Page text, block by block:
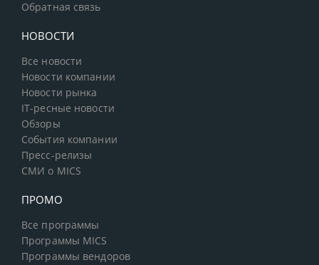
Обратная связь
НОВОСТИ
Все новости
Новости компании
Новости рынка
IT-ресные новости
Обзоры
События компании
Пресс-релизы
СМИ о MICS
ПРОМО
Все программы
Программы MICS
Программы вендоров